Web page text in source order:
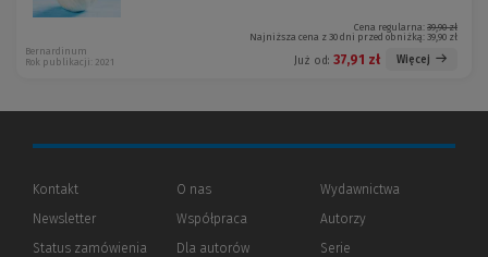
Cena regularna: 39,90 zł
Najniższa cena z 30 dni przed obniżką: 39,90 zł
Już od: 37,91 zł Więcej
Bernardinum
Rok publikacji: 2021
Kontakt
Newsletter
Status zamówienia
O nas
Współpraca
Dla autorów(Nowe
(Link
Wydawnictwa
Autorzy
Serie